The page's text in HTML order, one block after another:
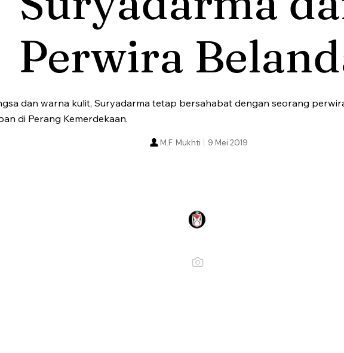
Perwira
dan warna kulit, Suryadarma tetap bersahabat dengan seorang
di Perang Kemerdekaan.
9 Mei 2019
M.F. Mukhti